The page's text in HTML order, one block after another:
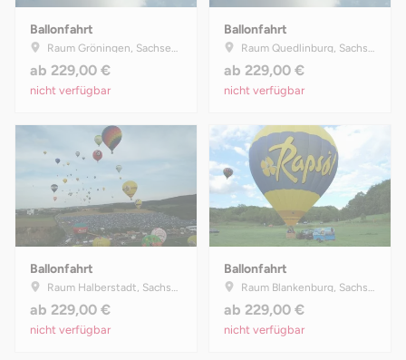
Ballonfahrt
Raum Gröningen, Sachsen-Anhalt
ab 229,00 €
nicht verfügbar
Ballonfahrt
Raum Quedlinburg, Sachsen-Anhalt
ab 229,00 €
nicht verfügbar
Ballonfahrt
Raum Halberstadt, Sachsen-Anhalt
ab 229,00 €
nicht verfügbar
Ballonfahrt
Raum Blankenburg, Sachsen-Anhalt
ab 229,00 €
nicht verfügbar